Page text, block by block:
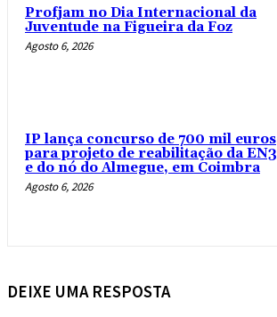
Profjam no Dia Internacional da
Juventude na Figueira da Foz
Agosto 6, 2026
IP lança concurso de 700 mil euros
para projeto de reabilitação da
e do nó do Almegue, em Coimbra
Agosto 6, 2026
DEIXE UMA RESPOSTA